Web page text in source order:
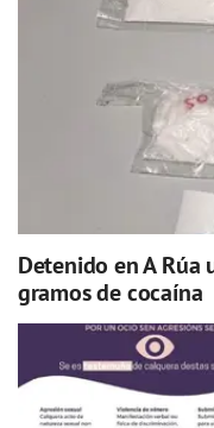
Detenido en A Rúa
gramos de cocaína